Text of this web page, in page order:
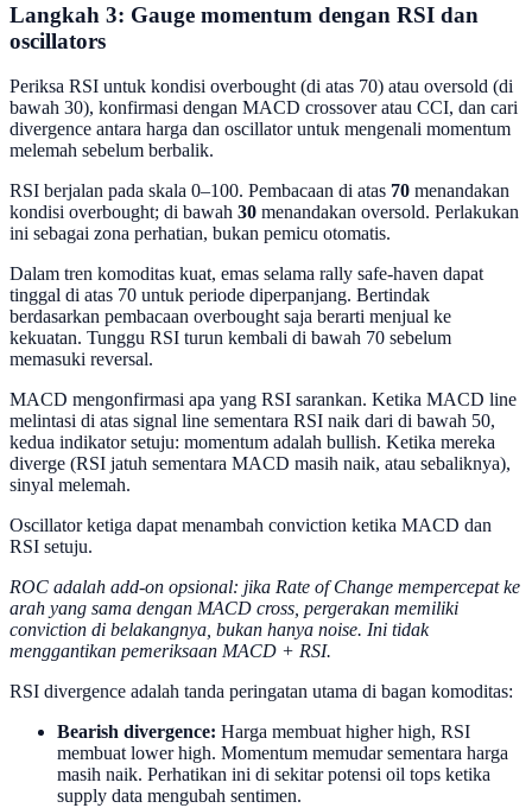
Langkah 3: Gauge momentum dengan RSI dan
oscillators
Periksa RSI untuk kondisi overbought (di atas 70) atau oversold (di
bawah 30), konfirmasi dengan MACD crossover atau CCI, dan cari
divergence antara harga dan oscillator untuk mengenali momentum
melemah sebelum berbalik.
RSI berjalan pada skala 0–100. Pembacaan di atas 70 menandakan
kondisi overbought; di bawah 30 menandakan oversold. Perlakukan
ini sebagai zona perhatian, bukan pemicu otomatis.
Dalam tren komoditas kuat, emas selama rally safe-haven dapat
tinggal di atas 70 untuk periode diperpanjang. Bertindak
berdasarkan pembacaan overbought saja berarti menjual ke
kekuatan. Tunggu RSI turun kembali di bawah 70 sebelum
memasuki reversal.
MACD mengonfirmasi apa yang RSI sarankan. Ketika MACD line
melintasi di atas signal line sementara RSI naik dari di bawah 50,
kedua indikator setuju: momentum adalah bullish. Ketika mereka
diverge (RSI jatuh sementara MACD masih naik, atau sebaliknya),
sinyal melemah.
Oscillator ketiga dapat menambah conviction ketika MACD dan
RSI setuju.
ROC adalah add-on opsional: jika Rate of Change mempercepat ke
arah yang sama dengan MACD cross, pergerakan memiliki
conviction di belakangnya, bukan hanya noise. Ini tidak
menggantikan pemeriksaan MACD + RSI.
RSI divergence adalah tanda peringatan utama di bagan komoditas:
Bearish divergence: Harga membuat higher high, RSI
membuat lower high. Momentum memudar sementara harga
masih naik. Perhatikan ini di sekitar potensi oil tops ketika
supply data mengubah sentimen.